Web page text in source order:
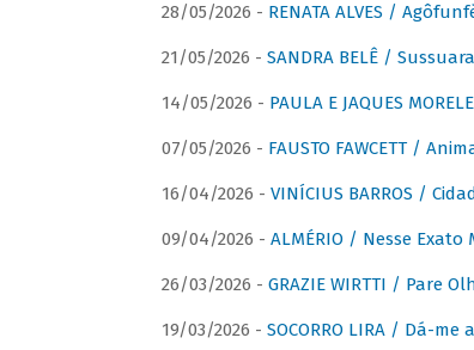
28/05/2026 - RENATA ALVES /
21/05/2026 - SANDRA BELÊ /
14/05/2026 - PAULA E JAQUES
07/05/2026 - FAUSTO FAWCETT /
16/04/2026 - VINÍCIUS BARROS /
09/04/2026 - ALMÉRIO / Nesse Exato
26/03/2026 - GRAZIE WIRTTI / Pare
19/03/2026 - SOCORRO LIRA / Dá-